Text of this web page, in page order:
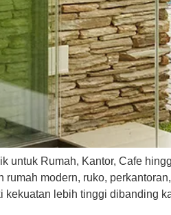
untuk Rumah, Kantor, Cafe
modern, ruko,
kekuatan lebih tinggi dibanding